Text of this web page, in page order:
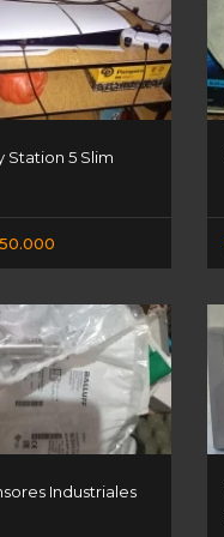
Station 5 Slim
Industriales